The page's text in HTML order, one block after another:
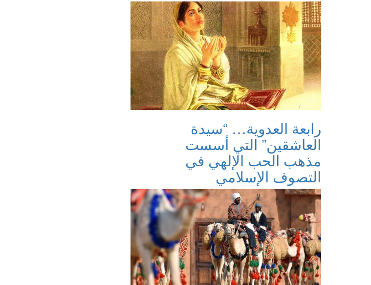
رابعة العدوية… “سيدة
العاشقين” التي أسست
مذهب الحب الإلهي في
التصوف الإسلامي